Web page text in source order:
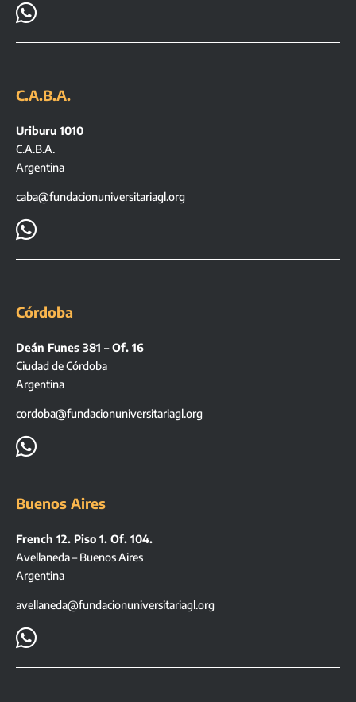

C.A.B.A.
Uriburu 1010
C.A.B.A.
Argentina
caba@fundacionuniversitariagl.org

Córdoba
Deán Funes 381 – Of. 16
Ciudad de Córdoba
Argentina
cordoba@fundacionuniversitariagl.org

Buenos Aires
French 12. Piso 1. Of. 104.
Avellaneda – Buenos Aires
Argentina
avellaneda@fundacionuniversitariagl.org
